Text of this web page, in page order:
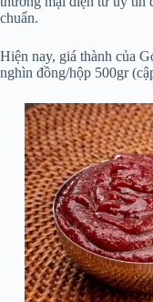
chuẩn.
Hiện nay, giá thành của
nghìn đồng/hộp 500gr